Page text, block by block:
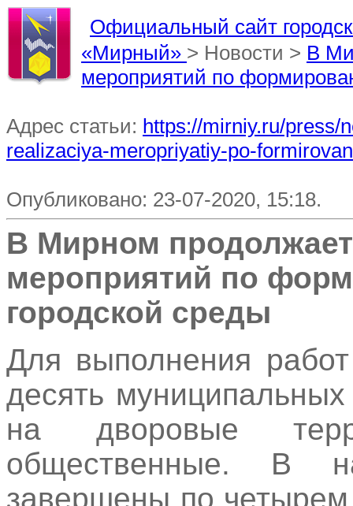
Официальный сайт
«Мирный» > Новости > В
мероприятий по
Адрес статьи: https://mirniy.ru/press/
realizaciya-meropriyatiy-po-
Опубликовано: 23-07-2020, 15:18.
В Мирном
мероприятий по
городской среды
Для выполнения
десять
на дворовые
общественные. В
завершены по